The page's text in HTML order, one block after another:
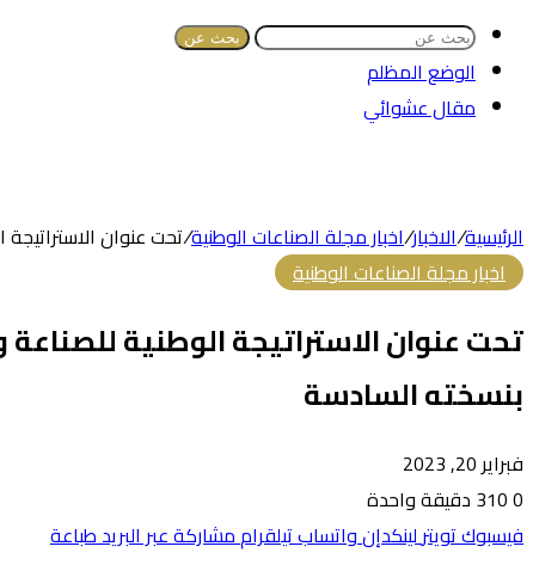
بحث عن
الوضع المظلم
مقال عشوائي
الرئيسية/الاخبار/اخبار مجلة الصناعات الوطنية/تحت عنوان
اخبار مجلة الصناعات الوطنية
تحت عنوان الاستراتيجة الوطنية
بنسخته السادسة
فبراير 20, 2023
0
دقيقة واحدة
فيسبوكتويترلينكدإنواتسابتيلقراممشاركة عبر البريدطباعة